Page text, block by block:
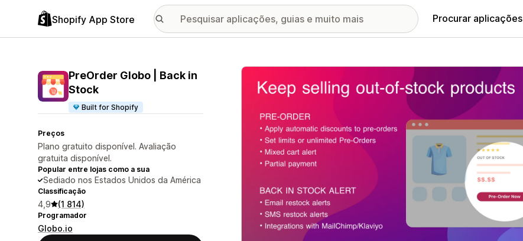
Shopify App Store Procurar aplicações
PreOrder Globo | Back in
Stock
Built for Shopify
Preços
Plano gratuito disponível. Avaliação
gratuita disponível.
Popular entre lojas como a sua
Sediado nos Estados Unidos da América
Classificação
4,9 (1 814)
Programador
Globo.io
Galeria de imagens em destaque